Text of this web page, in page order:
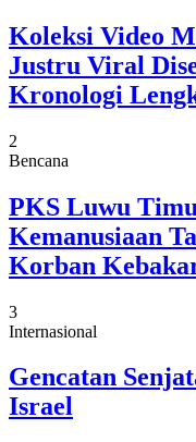
Koleksi Video
Justru Viral
Kronologi
2
Bencana
PKS Luwu
Kemanusiaan
Korban
3
Internasional
Gencatan
Israel